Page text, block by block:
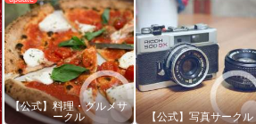
【公式】料理・グルメサ
ークル
【公式】写真サークル